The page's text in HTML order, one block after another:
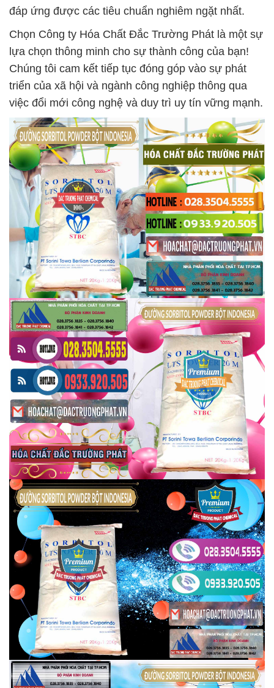
đáp ứng được các tiêu chuẩn nghiêm ngặt nhất.
Chọn Công ty Hóa Chất Đắc Trường Phát là một sự
lựa chọn thông minh cho sự thành công của bạn!
Chúng tôi cam kết tiếp tục đóng góp vào sự phát
triển của xã hội và ngành công nghiệp thông qua
việc đổi mới công nghệ và duy trì uy tín vững mạnh.